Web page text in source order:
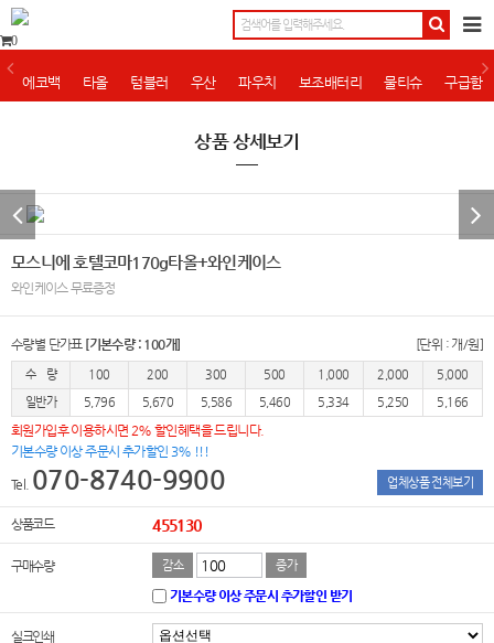
0
에코백 타올 텀블러 우산 파우치 보조배터리 물티슈 구급함
상품 상세보기
모스니에 호텔코마170g타올+와인케이스
와인케이스 무료증정
수량별 단가표 [기본수량 : 100개] [단위 : 개/원]
수 량 100 200 300 500 1,000 2,000
5,000
일반가
5,796 5,670 5,586 5,460 5,334 5,250 5,166
회원가입후 이용하시면 2% 할인혜택을 드립니다.
기본수량 이상 주문시 추가할인 3% !!!
Tel. 070-8740-9900 업체상품 전체보기
상품코드 455130
구매수량 감소 증가
기본수량 이상 주문시 추가할인 받기
실크인쇄